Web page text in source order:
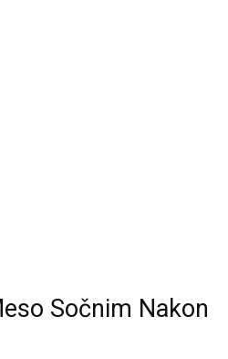
Sočnim Nakon